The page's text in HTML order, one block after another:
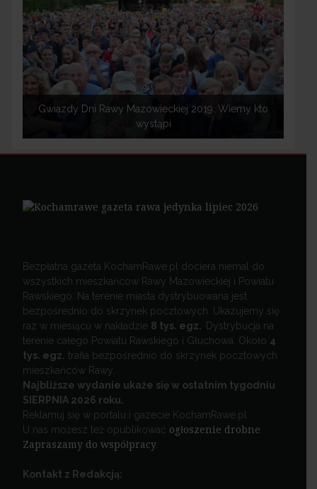
Gwiazdy Dni Rawy Mazowieckiej 2019. Wiemy kto
wystąpi
Bezpłatna gazeta KochamRawe.pl dociera niemal do
wszystkich mieszkańców Rawy Mazowieckiej i Powiatu
Rawskiego. Na terenie miasta dystrybuowana jest
bezpośrednio do skrzynek pocztowych. Ukazujemy się
raz w miesiącu w nakładzie 8 tys. egz. Dystrybucja na
terenie całego Powiatu Rawskiego i Głuchowa. Około 4
tys. egz. trafia bezpośrednio do skrzynek pocztowych
mieszkańców Rawy.
Najbliższe wydanie ukaże się w ostatnim tygodniu
SIERPNIA 2026 roku.
Reklamuj się w portalu i gazecie KochamRawe.pl
U nas możesz też opublikować ogłoszenie drobne
Zapraszamy do współpracy.
Kontakt z Redakcją: